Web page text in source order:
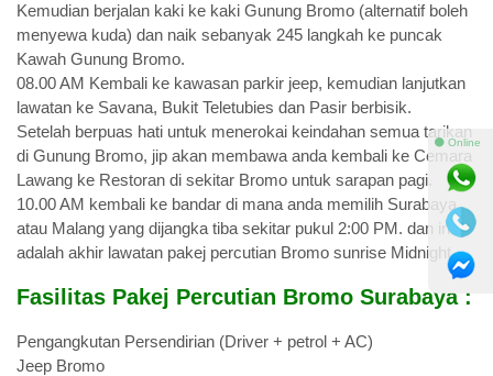
Kemudian berjalan kaki ke kaki Gunung Bromo (alternatif boleh
menyewa kuda) dan naik sebanyak 245 langkah ke puncak
Kawah Gunung Bromo.
08.00 AM Kembali ke kawasan parkir jeep, kemudian lanjutkan
lawatan ke Savana, Bukit Teletubies dan Pasir berbisik.
Setelah berpuas hati untuk menerokai keindahan semua tarikan
di Gunung Bromo, jip akan membawa anda kembali ke Cemara
Lawang ke Restoran di sekitar Bromo untuk sarapan pagi.
10.00 AM kembali ke bandar di mana anda memilih Surabaya
atau Malang yang dijangka tiba sekitar pukul 2:00 PM. dan ini
adalah akhir lawatan pakej percutian Bromo sunrise Midnight.
Fasilitas Pakej Percutian Bromo Surabaya :
Pengangkutan Persendirian (Driver + petrol + AC)
Jeep Bromo
⚫ Online